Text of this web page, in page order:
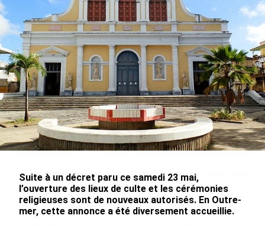
Rapport 2025 de l’Ifremer : un engagement
décisif dans les Outre-mer
le 07/08/2026
De Messi à Trump :
l’expérience internationale
du Martiniquais Benoît Etinof
au service du Karibea Sainte-
Luce en Martinique
Avec VEENI, le Guadeloupéen
Yanis Foy entend participer
au développement
touristique des Outre-mer
Suite à un décret paru ce samedi 23 mai,
l’ouverture des lieux de culte et les cérémonies
religieuses sont de nouveaux autorisés. En Outre-
mer, cette annonce a été diversement accueillie.